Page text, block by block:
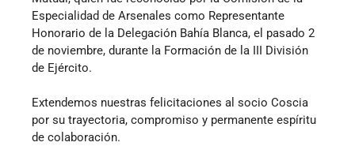
Especialidad de Arsenales como Representante
Honorario de la Delegación Bahía Blanca, el pasado 2
de noviembre, durante la Formación de la III División
de Ejército.
Extendemos nuestras felicitaciones al socio Coscia
por su trayectoria, compromiso y permanente espíritu
de colaboración.